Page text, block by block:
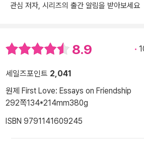
관심 저자, 시리즈의 출간 알림을 받아보세요
8.9
세일즈포인트 2,041
원제 First Love: Essays on Friendship
292쪽134*214mm380g
ISBN 9791141609245